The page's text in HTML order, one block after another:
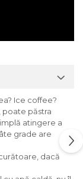
Ice coffee?
poate păstra
atingere a
grade are
dacă